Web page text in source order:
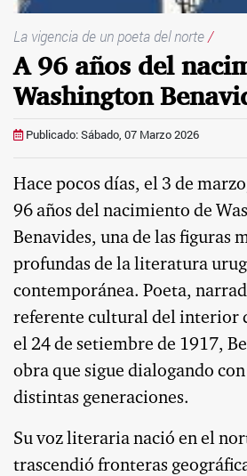
La vigencia de un poeta del norte/
A 96 años del
Washington
Publicado: Sábado, 07 Marzo 2026
Hace pocos días, el 3 de
96 años del nacimiento de
Benavides, una de las figuras
profundas de la literatura
contemporánea. Poeta,
referente cultural del interior
el 24 de setiembre de 1917,
obra que sigue dialogando
distintas generaciones.
Su voz literaria nació en el
trascendió fronteras